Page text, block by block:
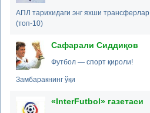
АПЛ тарихидаги энг яхши трансферлар
(топ-10)
Сафарали Сиддиқов
Футбол — спорт қироли!
Замбаракнинг ўқи
«InterFutbol» газетаси